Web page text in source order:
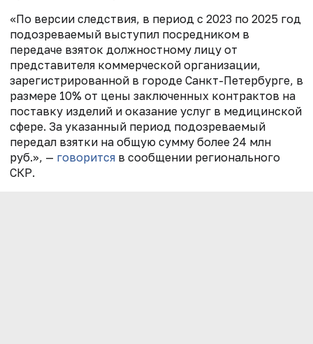
«По версии следствия, в период с 2023 по 2025 год
подозреваемый выступил посредником в
передаче взяток должностному лицу от
представителя коммерческой организации,
зарегистрированной в городе Санкт-Петербурге, в
размере 10% от цены заключенных контрактов на
поставку изделий и оказание услуг в медицинской
сфере. За указанный период подозреваемый
передал взятки на общую сумму более 24 млн
руб.», — говорится в сообщении регионального
СКР.